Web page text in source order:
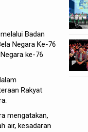
Badan
Negara Ke-76
ke-76
Rakyat
mengatakan,
air, kesadaran